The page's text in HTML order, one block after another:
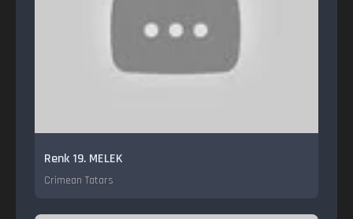
Renk 19. MELEK
Crimean Tatars